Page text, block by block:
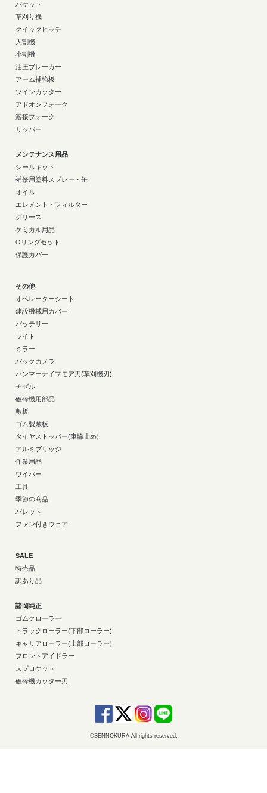
バケット
草刈り機
クイックヒッチ
大割機
小割機
油圧ブレーカー
アーム補強板
ツインカッター
アドオンフォーク
溶接フォーク
リッパー
メンテナンス用品
シールキット
補修用塗料スプレー・缶
オイル
エレメント・フィルター
グリース
ケミカル用品
Oリングセット
保護カバー
その他
オペレーターシート
建設機械用カバー
バッテリー
ライト
ミラー
バックカメラ
ハンマーナイフモア刃(草刈機刃)
チゼル
破砕機用部品
敷板
ゴム製敷板
タイヤストッパー(車輪止め)
アルミブリッジ
作業用品
ワイパー
工具
季節の商品
パレット
ファン付きウェア
SALE
特売品
訳あり品
諸岡純正
ゴムクローラー
トラックローラー(下部ローラー)
キャリアローラー(上部ローラー)
フロントアイドラー
スプロケット
破砕機カッター刃
©SENNOKURA All rights reserved.